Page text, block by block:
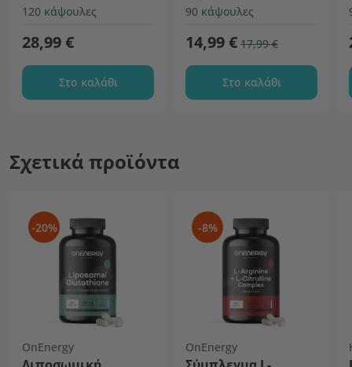
120 κάψουλες
28,99 €
Στο καλάθι
90 κάψουλες
14,99 € 17,99 €
Στο καλάθι
Σχετικά προϊόντα
-20%
OnEnergy
-8%
OnEnergy